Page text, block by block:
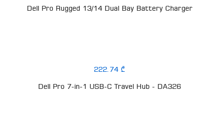
Dell Pro Rugged 13/14 Dual Bay Battery Charger
222.74 ₾
Dell Pro 7-in-1 USB-C Travel Hub - DA326